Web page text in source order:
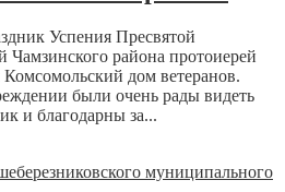
Успения Пресвятой
района протоиерей
дом ветеранов.
были очень рады видеть
и благодарны за...